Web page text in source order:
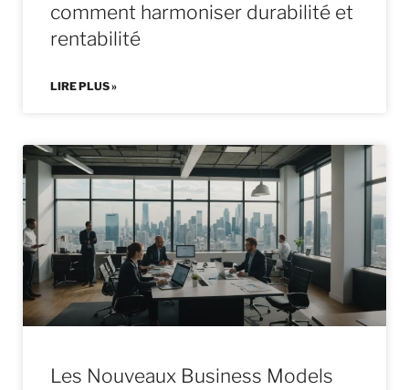
comment harmoniser durabilité et
rentabilité
LIRE PLUS »
Les Nouveaux Business Models